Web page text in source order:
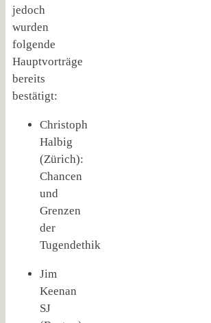
jedoch
wurden
folgende
Hauptvorträge
bereits
bestätigt:
Christoph
Halbig
(Zürich):
Chancen
und
Grenzen
der
Tugendethik
Jim
Keenan
SJ